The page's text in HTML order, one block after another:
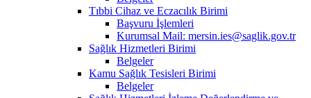
Tıbbi Cihaz ve Eczacılık Birimi
Başvuru İşlemleri
Kurumsal Mail: mersin.ies@saglik.gov.tr
Sağlık Hizmetleri Birimi
Belgeler
Kamu Sağlık Tesisleri Birimi
Belgeler